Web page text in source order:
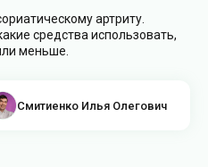
артриту.
средства использовать,
меньше.
Смитиенко Илья Олегович